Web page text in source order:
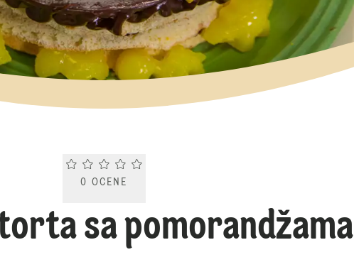
Current rating 0.0. Click to rate.
0 OCENE
sa pomorandžama